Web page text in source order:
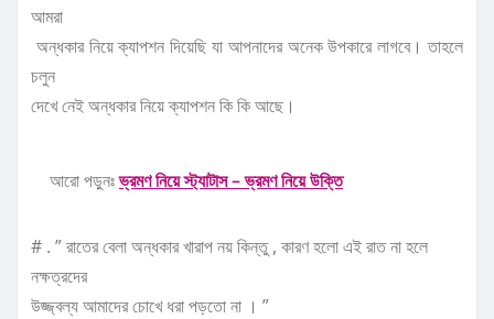
আমরা
অন্ধকার নিয়ে ক্যাপশন দিয়েছি যা আপনাদের অনেক উপকারে লাগবে। তাহলে
চলুন
দেখে নেই অন্ধকার নিয়ে ক্যাপশন কি কি আছে।
আরো পড়ুনঃভ্রমণ নিয়ে স্ট্যাটাস – ভ্রমণ নিয়ে উক্তি
# . ” রাতের বেলা অন্ধকার খারাপ নয় কিন্তু , কারণ হলো এই রাত না হলে
নক্ষত্রদের
উজ্জ্বল্য আমাদের চোখে ধরা পড়তো না । ”